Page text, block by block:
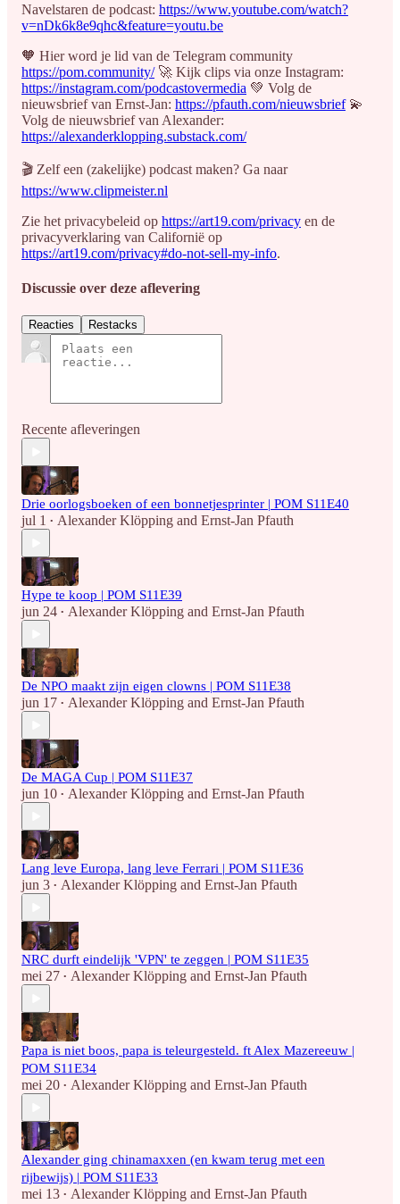
Navelstaren de podcast: https://www.youtube.com/watch?
v=nDk6k8e9qhc&feature=youtu.be
🧡 Hier word je lid van de Telegram community
https://pom.community/🚀 Kijk clips via onze Instagram:
https://instagram.com/podcastovermedia 💚 Volg de
nieuwsbrief van Ernst-Jan: https://pfauth.com/nieuwsbrief💫
Volg de nieuwsbrief van Alexander:
https://alexanderklopping.substack.com/
🎬 Zelf een (zakelijke) podcast maken? Ga naar
https://www.clipmeister.nl
Zie het privacybeleid op https://art19.com/privacy en de
privacyverklaring van Californië op
https://art19.com/privacy#do-not-sell-my-info.
Discussie over deze aflevering
Reacties Restacks
Recente afleveringen
Drie oorlogsboeken of een bonnetjesprinter | POM S11E40
jul 1 • Alexander Klöpping and Ernst-Jan Pfauth
Hype te koop | POM S11E39
jun 24 • Alexander Klöpping and Ernst-Jan Pfauth
De NPO maakt zijn eigen clowns | POM S11E38
jun 17 • Alexander Klöpping and Ernst-Jan Pfauth
De MAGA Cup | POM S11E37
jun 10 • Alexander Klöpping and Ernst-Jan Pfauth
Lang leve Europa, lang leve Ferrari | POM S11E36
jun 3 • Alexander Klöpping and Ernst-Jan Pfauth
NRC durft eindelijk 'VPN' te zeggen | POM S11E35
mei 27 • Alexander Klöpping and Ernst-Jan Pfauth
Papa is niet boos, papa is teleurgesteld. ft Alex Mazereeuw |
POM S11E34
mei 20 • Alexander Klöpping and Ernst-Jan Pfauth
Alexander ging chinamaxxen (en kwam terug met een
rijbewijs) | POM S11E33
mei 13 • Alexander Klöpping and Ernst-Jan Pfauth